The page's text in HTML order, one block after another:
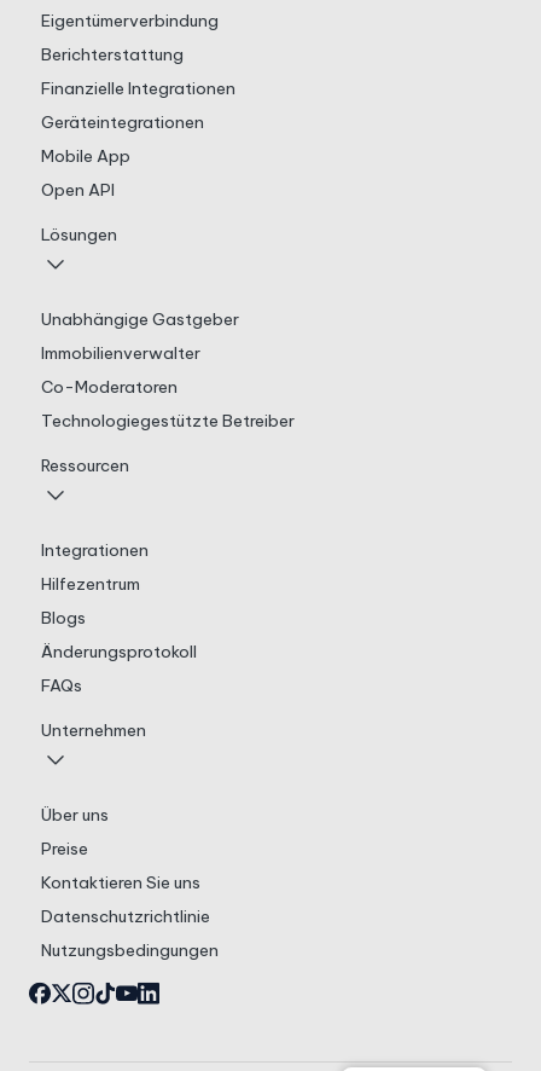
Eigentümerverbindung
Berichterstattung
Finanzielle Integrationen
Geräteintegrationen
Mobile App
Open API
Lösungen
Unabhängige Gastgeber
Immobilienverwalter
Co-Moderatoren
Technologiegestützte Betreiber
Ressourcen
Integrationen
Hilfezentrum
Blogs
Änderungsprotokoll
FAQs
Unternehmen
Über uns
Preise
Kontaktieren Sie uns
Datenschutzrichtlinie
Nutzungsbedingungen